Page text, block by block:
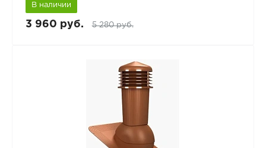
В наличии
3 960 руб. 5 280 руб.